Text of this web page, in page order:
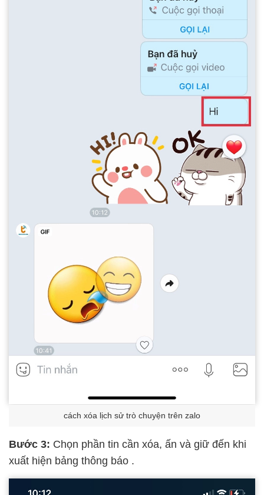
cách xóa lịch sử trò chuyện trên zalo
Bước 3: Chọn phần tin cần xóa, ấn và giữ đến khi
xuất hiện bảng thông báo .